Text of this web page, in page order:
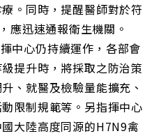
。同時，提醒醫師對於符
應迅速通報衛生機關。
中心仍持續運作，各部會
提升時，將採取之防治策
、就醫及檢驗量能擴充、
限制規範等。另指揮中心
大陸高度同源的H7N9禽